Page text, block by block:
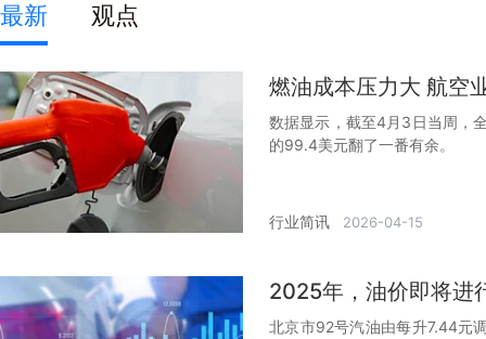
最新 观点
燃油成本压力大 航空
数据显示，截至4月3日当周，
的99.4美元翻了一番有余。
行业简讯 2026-04-15
2025年，油价即将进
北京市92号汽油由每升7.44元